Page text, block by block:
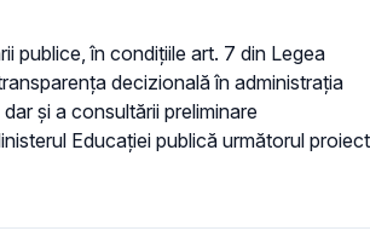
publice, în condiţiile art. 7 din Legea
decizională în administraţia
și a consultării preliminare
Educaţiei publică următorul proiect